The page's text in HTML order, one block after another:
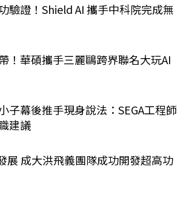
驗證！Shield AI 攜手中科院完成無
！華碩攜手三麗鷗跨界聯名大玩AI
子幕後推手現身說法：SEGA工程師
建議
展 成大洪飛義團隊成功開發超高功